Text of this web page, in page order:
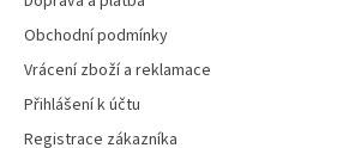
Obchodní podmínky
Vrácení zboží a reklamace
Přihlášení k účtu
Registrace zákazníka